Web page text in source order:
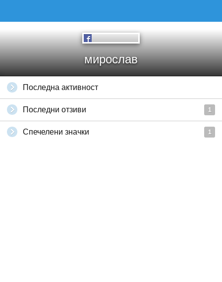
мирослав
Последна активност
Последни отзиви 1
Спечелени значки 1